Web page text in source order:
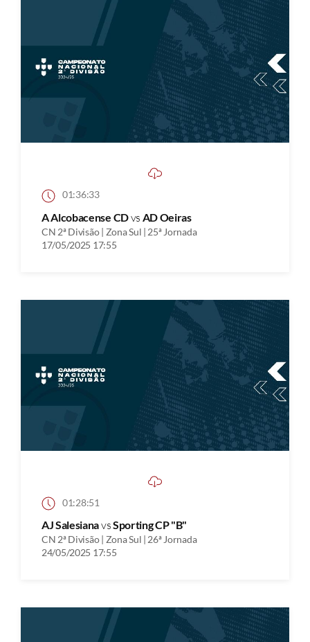
01:36:33
A Alcobacense CDvs AD Oeiras
CN 2ª Divisão | Zona Sul | 25ª Jornada
17/05/2025 17:55
01:28:51
AJ SalesianavsSporting CP "B"
CN 2ª Divisão | Zona Sul | 26ª Jornada
24/05/2025 17:55